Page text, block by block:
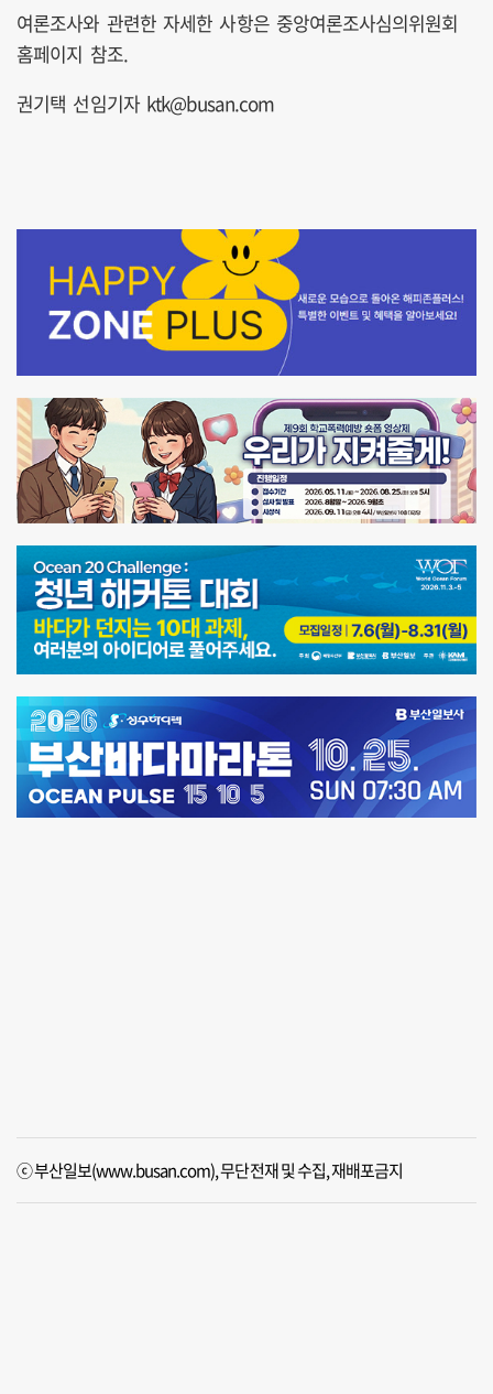
여론조사와 관련한 자세한 사항은 중앙여론조사심의위원회
홈페이지 참조.
권기택 선임기자 ktk@busan.com
ⓒ 부산일보(www.busan.com), 무단전재 및 수집, 재배포금지